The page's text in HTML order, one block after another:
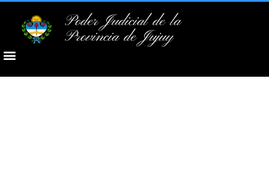
Poder Judicial de la
Provincia de Jujuy